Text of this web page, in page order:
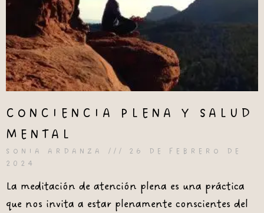
CONCIENCIA PLENA Y SALUD
MENTAL
SONIA ARDANZA
26 DE FEBRERO DE
2024
La meditación de atención plena es una práctica
que nos invita a estar plenamente conscientes del